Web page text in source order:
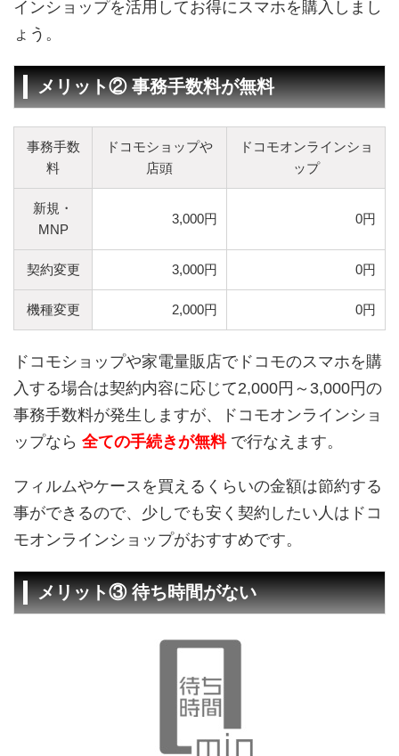
インショップを活用してお得にスマホを購入しまし
ょう。
メリット② 事務手数料が無料
事務手数
料
ドコモショップや
店頭
ドコモオンラインショ
ップ
新規・
MNP
3,000円 0円
契約変更 3,000円 0円
機種変更 2,000円 0円
ドコモショップや家電量販店でドコモのスマホを購
入する場合は契約内容に応じて2,000円～3,000円の
事務手数料が発生しますが、ドコモオンラインショ
ップなら 全ての手続きが無料で行なえます。
フィルムやケースを買えるくらいの金額は節約する
事ができるので、少しでも安く契約したい人はドコ
モオンラインショップがおすすめです。
メリット③ 待ち時間がない